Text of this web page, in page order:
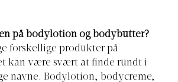
på bodylotion og bodybutter?
forskellige produkter på
kan være svært at finde rundt i
navne. Bodylotion, bodycreme,